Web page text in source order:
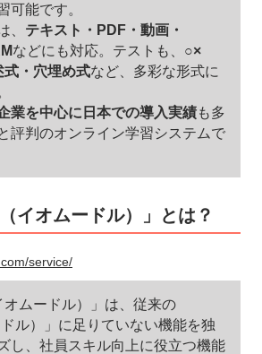
可能です。
、 テキスト・PDF・動画・
などにも対応。テストも、 ○×
式・穴埋め式など、多彩な形式に
業を中心に日本での導入実績も多
評判のオンライン学習システムで
イオムードル）」とは？
service/
オムードル）」は、従来の
ドル）」に足りていない機能を独
し、社員スキル向上に役立つ機能